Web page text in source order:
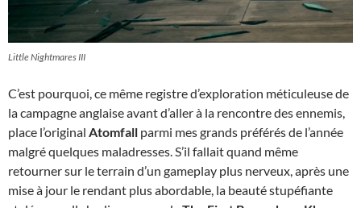
Little Nightmares III
C’est pourquoi, ce même registre d’exploration méticuleuse de
la campagne anglaise avant d’aller à la rencontre des ennemis,
place l’original Atomfall parmi mes grands préférés de l’année
malgré quelques maladresses. S’il fallait quand même
retourner sur le terrain d’un gameplay plus nerveux, après une
mise à jour le rendant plus abordable, la beauté stupéfiante